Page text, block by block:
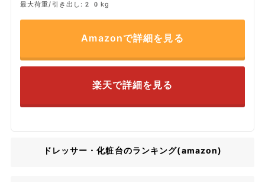
最大荷重/引き出し:20kg
Amazonで詳細を見る
楽天で詳細を見る
ドレッサー・化粧台のランキング(amazon)